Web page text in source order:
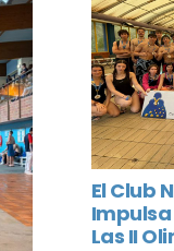
El Club
Impulsa
Las II